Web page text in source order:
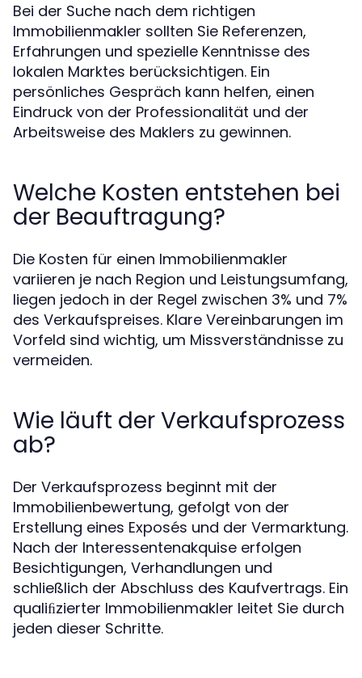
Bei der Suche nach dem richtigen
Immobilienmakler sollten Sie Referenzen,
Erfahrungen und spezielle Kenntnisse des
lokalen Marktes berücksichtigen. Ein
persönliches Gespräch kann helfen, einen
Eindruck von der Professionalität und der
Arbeitsweise des Maklers zu gewinnen.
Welche Kosten entstehen bei
der Beauftragung?
Die Kosten für einen Immobilienmakler
variieren je nach Region und Leistungsumfang,
liegen jedoch in der Regel zwischen 3% und 7%
des Verkaufspreises. Klare Vereinbarungen im
Vorfeld sind wichtig, um Missverständnisse zu
vermeiden.
Wie läuft der Verkaufsprozess
ab?
Der Verkaufsprozess beginnt mit der
Immobilienbewertung, gefolgt von der
Erstellung eines Exposés und der Vermarktung.
Nach der Interessentenakquise erfolgen
Besichtigungen, Verhandlungen und
schließlich der Abschluss des Kaufvertrags. Ein
qualiﬁzierter Immobilienmakler leitet Sie durch
jeden dieser Schritte.